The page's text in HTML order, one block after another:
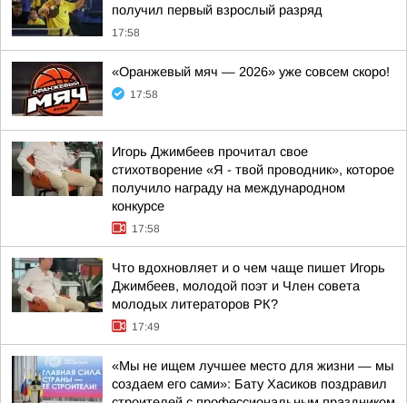
получил первый взрослый разряд
17:58
«Оранжевый мяч — 2026» уже совсем скоро!
17:58
Игорь Джимбеев прочитал свое
стихотворение «Я - твой проводник», которое
получило награду на международном
конкурсе
17:58
Что вдохновляет и о чем чаще пишет Игорь
Джимбеев, молодой поэт и Член совета
молодых литераторов РК?
17:49
«Мы не ищем лучшее место для жизни — мы
создаем его сами»: Бату Хасиков поздравил